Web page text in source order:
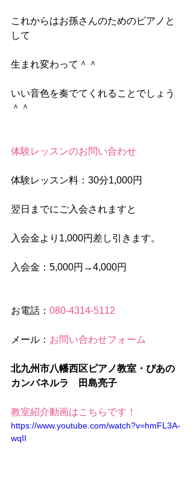
これからはお孫さんのためのピアノと
して
生まれ変わって＾＾
いい音色を奏でてくれることでしょう
＾＾
体験レッスンのお問い合わせ
体験レッスン料：30分1,000円
翌日までにご入会されますと
入会金より1,000円差し引きます。
入会金：5,000円→4,000円
お電話： 080-4314-5112
メール： お問い合わせフォーム
北九州市八幡西区ピアノ教室・ぴあの
カンパネルラ　田島亮子
教室紹介動画はこちらです！
https://www.youtube.com/watch?v=hmFL3A-
wqII